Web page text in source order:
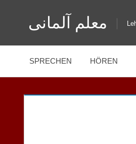
معلم آلمانی
SPRECHEN HÖREN